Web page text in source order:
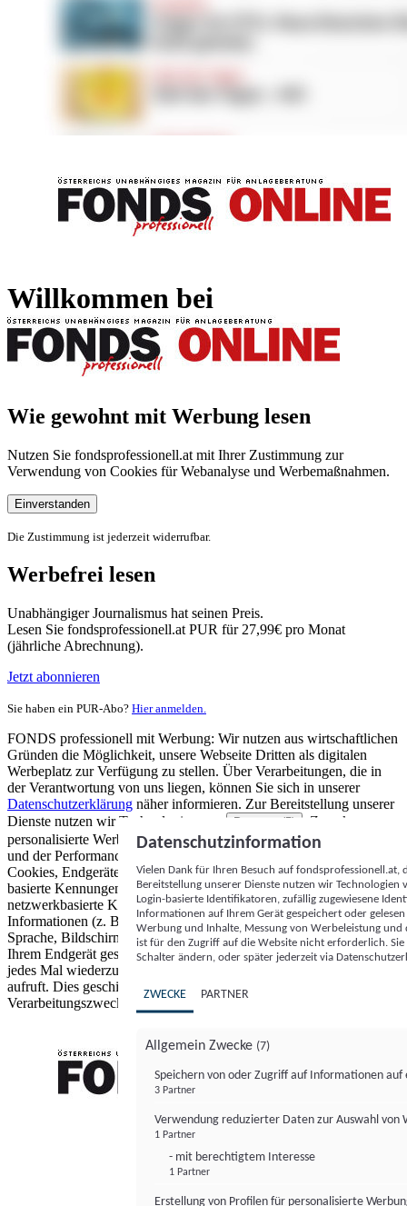
Willkommen bei
Wie gewohnt mit Werbung lesen
Nutzen Sie fondsprofessionell.at mit Ihrer Zustimmung zur
Verwendung von Cookies für Webanalyse und Werbemaßnahmen.
Einverstanden
Die Zustimmung ist jederzeit widerrufbar.
Werbefrei lesen
Unabhängiger Journalismus hat seinen Preis.
Lesen Sie fondsprofessionell.at PUR für 27,99€ pro Monat
(jährliche Abrechnung).
Jetzt abonnieren
Sie haben ein PUR-Abo? Hier anmelden.
FONDS professionell mit Werbung: Wir nutzen aus wirtschaftlichen
Gründen die Möglichkeit, unsere Webseite Dritten als digitalen
Werbeplatz zur Verfügung zu stellen. Über Verarbeitungen, die in
der Verantwortung von uns liegen, können Sie sich in unserer
Datenschutzerklärung näher informieren. Zur Bereitstellung unserer
Dienste nutzen wir Technologien von
Partnern (5)
. Zwecke:
personalisierte Werbung und Inhalte, Messung von Werbeleistung
und der Performance von Inhalten sowie Zielgruppenforschung.
Cookies, Endgeräte- oder ähnliche Online-Kennungen (z. B. login-
basierte Kennungen, zufällig generierte Kennungen,
netzwerkbasierte Kennungen) können zusammen mit anderen
Informationen (z. B. Browsertyp und Browserinformationen,
Sprache, Bildschirmgröße, unterstützte Technologien usw.) auf
Ihrem Endgerät gespeichert oder von dort ausgelesen werden, um es
jedes Mal wiederzuerkennen, wenn es eine App oder einer Webseite
aufruft. Dies geschieht für einen oder mehrere der hier aufgeführten
Verarbeitungszwecke.
Datenschutzinformation
Vielen Dank für Ihren Besuch auf
Bereitstellung unserer Dienste nutzen wir Technologien
Login-basierte Identifikatoren, zufällig zugewiesene
Informationen auf Ihrem Gerät gespeichert oder
Werbung und Inhalte, Messung von Werbeleistung
ist für den Zugriff auf die Website nicht erforderlich.
Schalter ändern, oder später jederzeit via
ZWECKE PARTNER
Allgemein Zwecke (7)
Speichern von oder Zugriff auf Informationen auf
3 Partner
Verwendung reduzierter Daten zur Auswahl von
1 Partner
- mit berechtigtem Interesse
1 Partner
Erstellung von Profilen für personalisierte
FONDS professionell